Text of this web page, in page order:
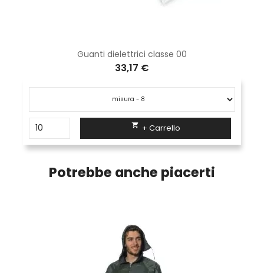
Guanti dielettrici classe 00
33,17 €
 + Carrello
Potrebbe anche piacerti